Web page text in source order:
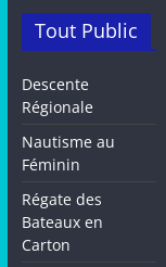
Tout Public
Descente
Régionale
Nautisme au
Féminin
Régate des
Bateaux en
Carton